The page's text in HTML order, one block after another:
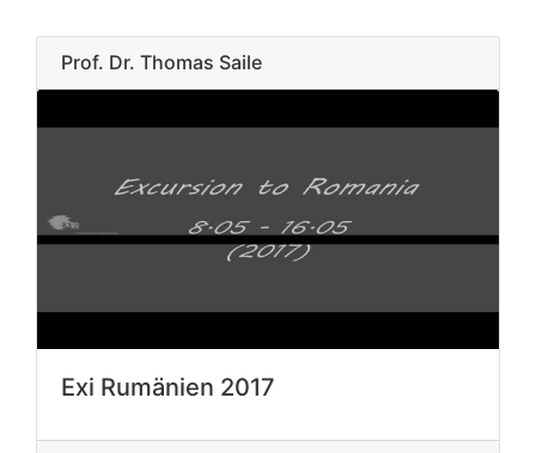
Prof. Dr. Thomas Saile
Exi Rumänien 2017